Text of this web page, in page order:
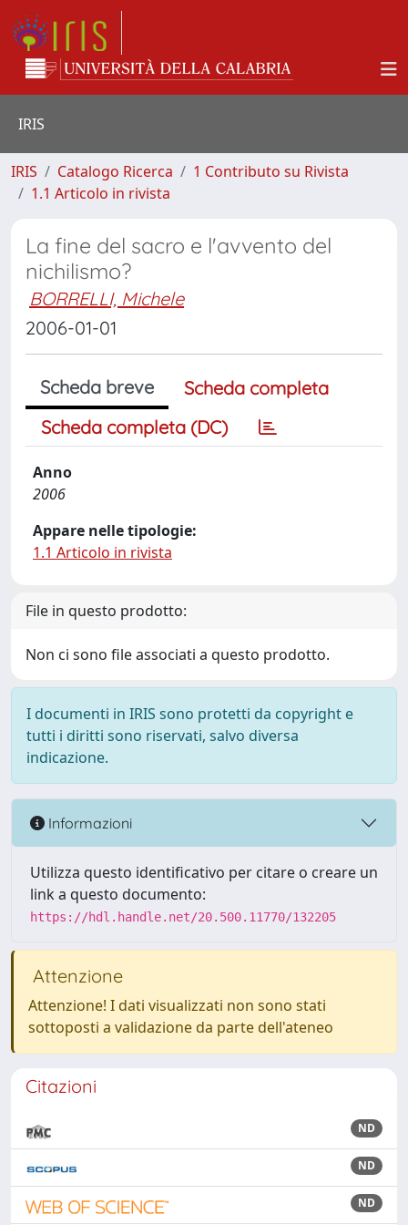
IRIS
IRIS Catalogo Ricerca
1 Contributo su Rivista
1.1 Articolo in rivista
La fine del sacro e l'avvento del
nichilismo?
BORRELLI, Michele
2006-01-01
Scheda breve
Scheda completa
Scheda completa (DC)
Anno
2006
Appare nelle tipologie:
1.1 Articolo in rivista
File in questo prodotto:
Non ci sono file associati a questo prodotto.
I documenti in IRIS sono protetti da copyright e
tutti i diritti sono riservati, salvo diversa
indicazione.
Informazioni
Utilizza questo identificativo per citare o creare un
link a questo documento:
https://hdl.handle.net/20.500.11770/132205
Attenzione
Attenzione! I dati visualizzati non sono stati
sottoposti a validazione da parte dell'ateneo
Citazioni
ND
ND
ND